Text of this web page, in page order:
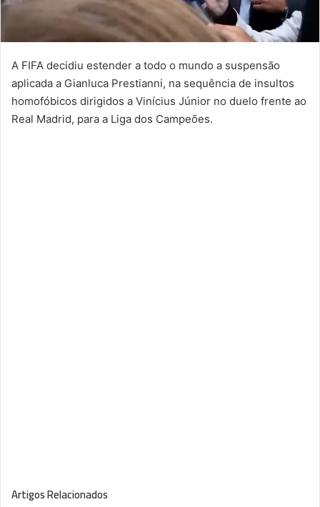
A FIFA decidiu estender a todo o mundo a suspensão
aplicada a Gianluca Prestianni, na sequência de insultos
homofóbicos dirigidos a Vinícius Júnior no duelo frente ao
Real Madrid, para a Liga dos Campeões.
Artigos Relacionados